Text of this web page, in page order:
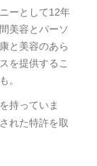
ーとして12年
美容とパーソ
と美容のあら
を提供するこ
。
持っていま
れた特許を取